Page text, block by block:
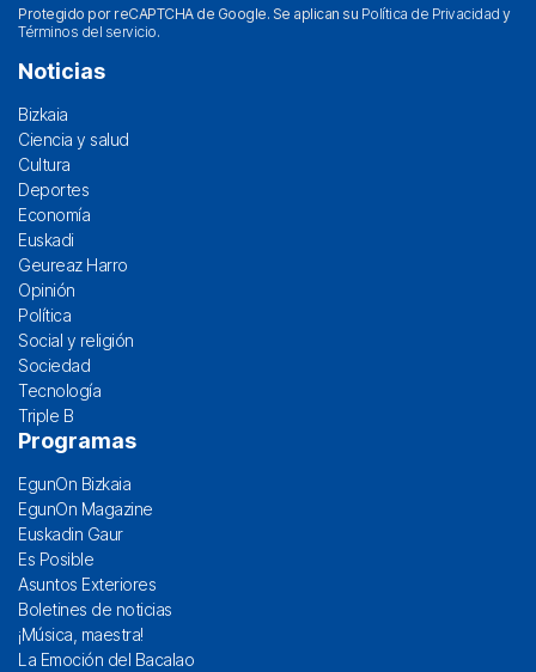
Protegido por reCAPTCHA de Google. Se aplican su Política de Privacidad y
Términos del servicio.
Noticias
Bizkaia
Ciencia y salud
Cultura
Deportes
Economía
Euskadi
Geureaz Harro
Opinión
Política
Social y religión
Sociedad
Tecnología
Triple B
Programas
EgunOn Bizkaia
EgunOn Magazine
Euskadin Gaur
Es Posible
Asuntos Exteriores
Boletines de noticias
¡Música, maestra!
La Emoción del Bacalao